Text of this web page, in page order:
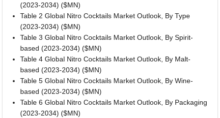
(2023-2034) ($MN)
Table 2 Global Nitro Cocktails Market Outlook, By Type
(2023-2034) ($MN)
Table 3 Global Nitro Cocktails Market Outlook, By Spirit-
based (2023-2034) ($MN)
Table 4 Global Nitro Cocktails Market Outlook, By Malt-
based (2023-2034) ($MN)
Table 5 Global Nitro Cocktails Market Outlook, By Wine-
based (2023-2034) ($MN)
Table 6 Global Nitro Cocktails Market Outlook, By Packaging
(2023-2034) ($MN)